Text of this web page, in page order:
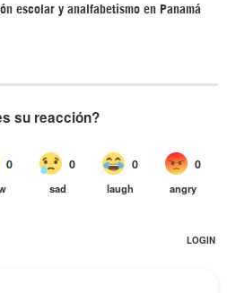
escolar y analfabetismo en Panamá